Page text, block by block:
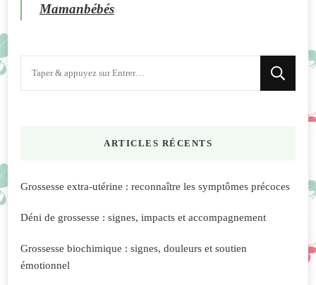
Mamanbébés
ARTICLES RÉCENTS
Grossesse extra-utérine : reconnaître les symptômes précoces
Déni de grossesse : signes, impacts et accompagnement
Grossesse biochimique : signes, douleurs et soutien
émotionnel